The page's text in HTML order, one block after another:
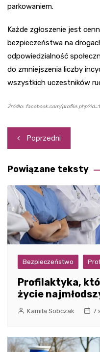
parkowaniem.
Każde zgłoszenie jest
bezpieczeństwa na
odpowiedzialność
do zmniejszenia liczby
wszystkich uczestników
Źródło: facebook.com/
Nawigacja
wpisu
Poprzedni
Powiązane teksty
Bezpieczeństwo
Profilaktyka,
życie
Kamila Sobczak 7